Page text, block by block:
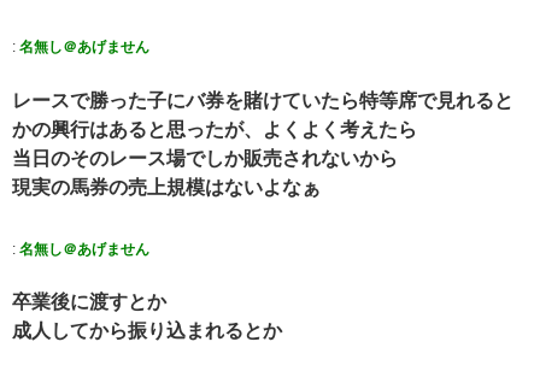
: 名無し＠あげません
レースで勝った子にバ券を賭けていたら特等席で見れると
かの興行はあると思ったが、よくよく考えたら
当日のそのレース場でしか販売されないから
現実の馬券の売上規模はないよなぁ
: 名無し＠あげません
卒業後に渡すとか
成人してから振り込まれるとか